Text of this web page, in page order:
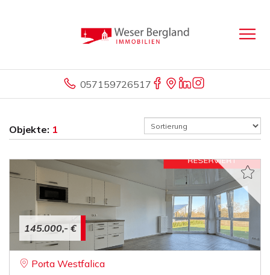
057159726517
Objekte: 1
145.000,- €
Porta Westfalica